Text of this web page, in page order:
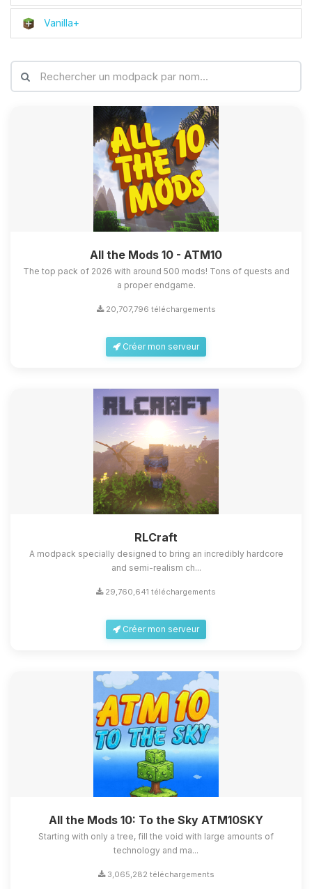
Vanilla+
All the Mods 10 - ATM10
The top pack of 2026 with around 500 mods! Tons of quests and
a proper endgame.
20,707,796 téléchargements
Créer mon serveur
RLCraft
A modpack specially designed to bring an incredibly hardcore
and semi-realism ch...
29,760,641 téléchargements
Créer mon serveur
All the Mods 10: To the Sky ATM10SKY
Starting with only a tree, fill the void with large amounts of
technology and ma...
3,065,282 téléchargements